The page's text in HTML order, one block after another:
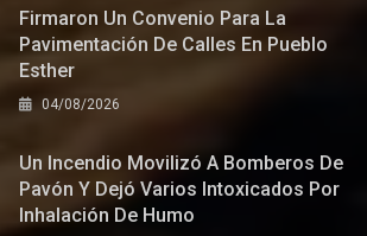
Firmaron Un Convenio Para La
Pavimentación De Calles En Pueblo
Esther
04/08/2026
Un Incendio Movilizó A Bomberos De
Pavón Y Dejó Varios Intoxicados Por
Inhalación De Humo